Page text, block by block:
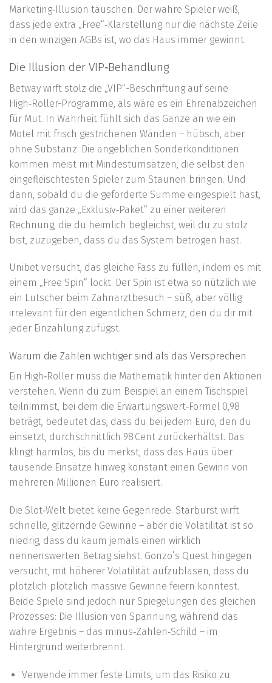
Marketing‑Illusion täuschen. Der wahre Spieler weiß,
dass jede extra „Free“‑Klarstellung nur die nächste Zeile
in den winzigen AGBs ist, wo das Haus immer gewinnt.
Die Illusion der VIP‑Behandlung
Betway wirft stolz die „VIP“-Beschriftung auf seine
High‑Roller-Programme, als wäre es ein Ehrenabzeichen
für Mut. In Wahrheit fühlt sich das Ganze an wie ein
Motel mit frisch gestrichenen Wänden – hübsch, aber
ohne Substanz. Die angeblichen Sonderkonditionen
kommen meist mit Mindestumsätzen, die selbst den
eingefleischtesten Spieler zum Staunen bringen. Und
dann, sobald du die geforderte Summe eingespielt hast,
wird das ganze „Exklusiv‑Paket“ zu einer weiteren
Rechnung, die du heimlich begleichst, weil du zu stolz
bist, zuzugeben, dass du das System betrogen hast.
Unibet versucht, das gleiche Fass zu füllen, indem es mit
einem „Free Spin“ lockt. Der Spin ist etwa so nützlich wie
ein Lutscher beim Zahnarztbesuch – süß, aber völlig
irrelevant für den eigentlichen Schmerz, den du dir mit
jeder Einzahlung zufügst.
Warum die Zahlen wichtiger sind als das Versprechen
Ein High‑Roller muss die Mathematik hinter den Aktionen
verstehen. Wenn du zum Beispiel an einem Tischspiel
teilnimmst, bei dem die Erwartungswert‑Formel 0,98
beträgt, bedeutet das, dass du bei jedem Euro, den du
einsetzt, durchschnittlich 98 Cent zurückerhältst. Das
klingt harmlos, bis du merkst, dass das Haus über
tausende Einsätze hinweg konstant einen Gewinn von
mehreren Millionen Euro realisiert.
Die Slot‑Welt bietet keine Gegenrede. Starburst wirft
schnelle, glitzernde Gewinne – aber die Volatilität ist so
niedrig, dass du kaum jemals einen wirklich
nennenswerten Betrag siehst. Gonzo’s Quest hingegen
versucht, mit höherer Volatilität aufzublasen, dass du
plötzlich plötzlich massive Gewinne feiern könntest.
Beide Spiele sind jedoch nur Spiegelungen des gleichen
Prozesses: Die Illusion von Spannung, während das
wahre Ergebnis – das minus‑Zahlen‑Schild – im
Hintergrund weiterbrennt.
Verwende immer feste Limits, um das Risiko zu